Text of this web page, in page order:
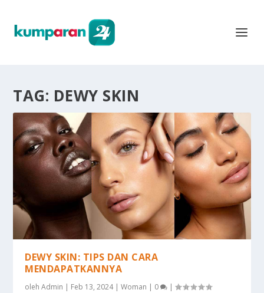
TAG: DEWY SKIN
DEWY SKIN: TIPS DAN CARA
MENDAPATKANNYA
olehAdmin | Feb 13, 2024|Woman | 0 |